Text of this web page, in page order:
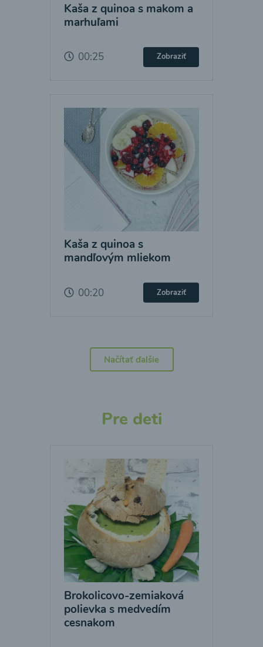
Kaša z quinoa s makom a
marhuľami
00:25 Zobraziť
Kaša z quinoa s
mandľovým mliekom
00:20 Zobraziť
Načítať ďalšie
Pre deti
Brokolicovo-zemiaková
polievka s medvedím
cesnakom